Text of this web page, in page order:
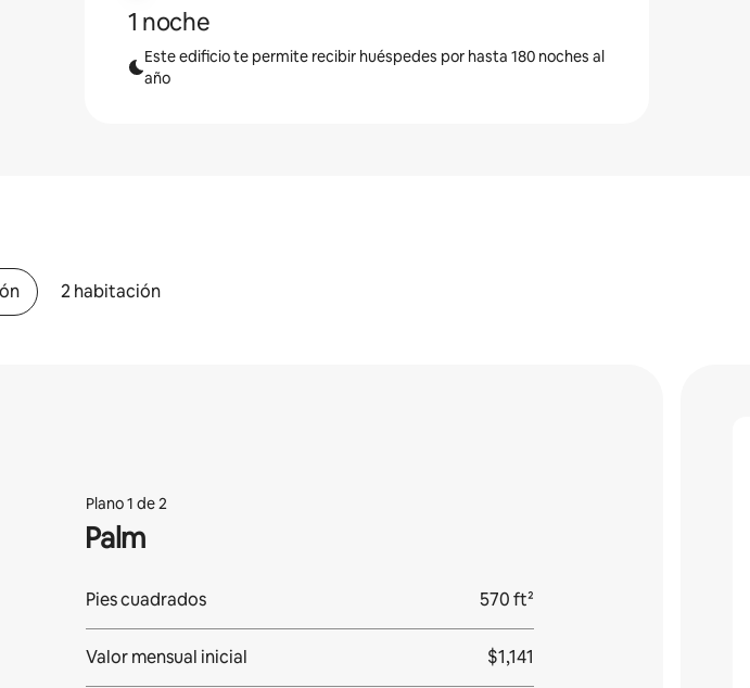
1 noche
Este edificio te permite recibir huéspedes por hasta 180 noches al
año
2 habitación
Plano 1 de 2
Palm
Pies cuadrados 570 ft²
Valor mensual inicial $1,141